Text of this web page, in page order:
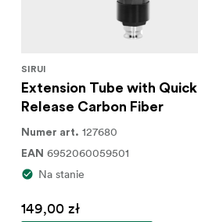
SIRUI
Extension Tube with Quick
Release Carbon Fiber
Numer art. 127680
EAN 6952060059501
Na stanie
149,00 zł